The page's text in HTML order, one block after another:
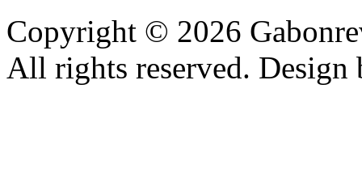
Copyright © 2026
All rights reserved.